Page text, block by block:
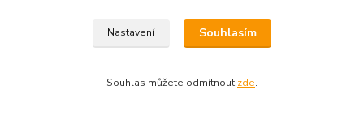
info.uniexcom@email.cz
Nastavení Souhlasím
Souhlas můžete odmítnout zde.